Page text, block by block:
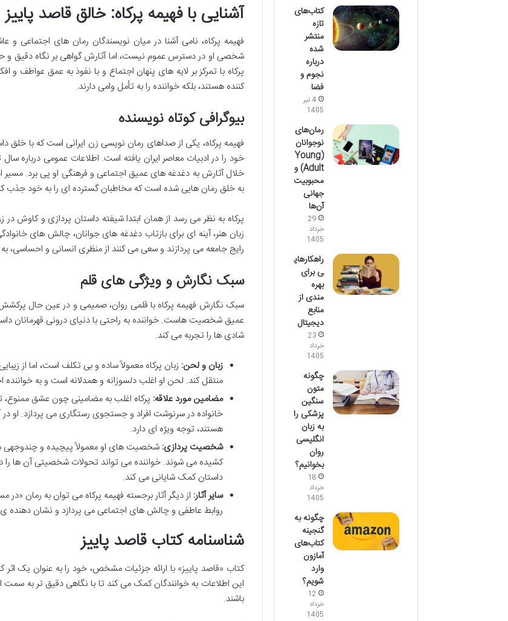
آشنایی با فهیمه پرکاه: خالق قاصد پاییز
فهیمه پرکاه، نامی آشنا در میان نویسندگان رمان های اجتماعی و
شخصی او در دسترس عموم نیست، اما آثارش گواهی بر نگاه دقیق و
پرکاه با تمرکز بر لایه های پنهان اجتماع و با نفوذ به عمق عواطف
کننده هستند، بلکه خواننده را به تأمل وامی دارند.
بیوگرافی کوتاه نویسنده
فهیمه پرکاه، یکی از صداهای رمان نویسی زن ایرانی است که با خلق
خود را در ادبیات معاصر ایران یافته است. اطلاعات عمومی درباره
خلال آثارش به دغدغه های عمیق اجتماعی و فرهنگی او پی برد. مسیر
به خلق رمان هایی شده است که مخاطبان گسترده ای را به خود جذب
پرکاه به نظر می رسد از همان ابتدا شیفته داستان پردازی و کاوش
زبان هنر، آینه ای برای بازتاب دغدغه های جوانان، چالش های
رایج جامعه می پردازند و سعی می کنند از منظری انسانی و احساسی،
سبک نگارش و ویژگی های قلم
سبک نگارش فهیمه پرکاه با قلمی روان، صمیمی و در عین حال
عمیق شخصیت هاست. خواننده به راحتی با دنیای درونی قهرمانان
شادی ها را تجربه می کند.
زبان و لحن: زبان پرکاه معمولاً ساده و بی تکلف است، اما از
منتقل کند. لحن او اغلب دلسوزانه و همدلانه است و به
مضامین مورد علاقه: پرکاه اغلب به مضامینی چون عشق
خانواده در سرنوشت افراد و جستجوی رستگاری می پردازد. او در
هستند، توجه ویژه ای دارد.
شخصیت پردازی: شخصیت های او معمولاً پیچیده و
کشیده می شوند. خواننده می تواند تحولات شخصیتی آن ها را
داستان کمک شایانی می کند.
سایر آثار: از دیگر آثار برجسته فهیمه پرکاه می توان به رمان «در
روابط عاطفی و چالش های اجتماعی می پردازد و نشان دهنده
شناسنامه کتاب قاصد پاییز
کتاب «قاصد پاییز» با ارائه جزئیات مشخص، خود را به عنوان یک
این اطلاعات به خوانندگان کمک می کند تا با نگاهی دقیق تر به
باشند.
کتاب‌های
تازه
منتشر
شده
درباره
نجوم و
فضا
4 تیر
1405
رمان‌های
نوجوانان
(Young
Adult) و
محبوبیت
جهانی
آن‌ها
29
خرداد
1405
راهکارهای
ی برای
بهره
مندی از
منابع
دیجیتال
23
خرداد
1405
چگونه
متون
سنگین
پزشکی را
به زبان
انگلیسی
روان
بخوانیم؟
18
خرداد
1405
چگونه به
گنجینه
کتاب‌های
آمازون
وارد
شویم؟
12
خرداد
1405